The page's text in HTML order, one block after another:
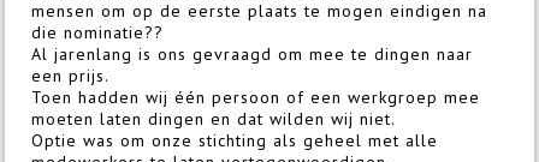
mensen om op de eerste plaats te mogen eindigen na
die nominatie??
Al jarenlang is ons gevraagd om mee te dingen naar
een prijs.
Toen hadden wij één persoon of een werkgroep mee
moeten laten dingen en dat wilden wij niet.
Optie was om onze stichting als geheel met alle